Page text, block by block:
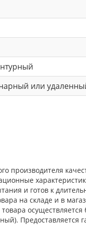
или
производителя
и готов к
на складе и в
Предоставляется